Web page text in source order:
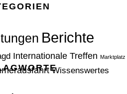
Berichte
Internationale Treffen Marktplatz
Wissenswertes